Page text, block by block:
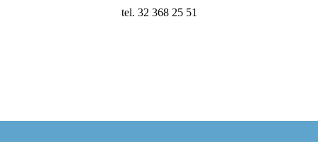
tel. 32 368 25 51